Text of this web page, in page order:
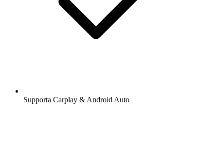
Supporta Carplay & Android Auto